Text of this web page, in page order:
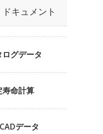
キュメント
ログデータ
寿命計算
データ